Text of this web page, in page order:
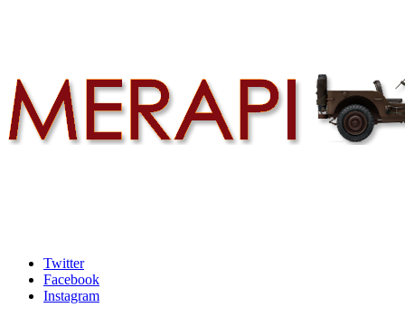
Twitter
Facebook
Instagram